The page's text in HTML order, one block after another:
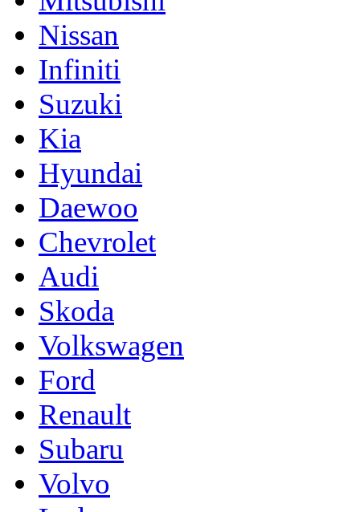
Nissan
Infiniti
Suzuki
Kia
Hyundai
Daewoo
Chevrolet
Audi
Skoda
Volkswagen
Ford
Renault
Subaru
Volvo